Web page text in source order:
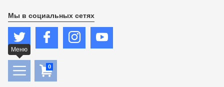
Мы в социальных сетях
Меню
0